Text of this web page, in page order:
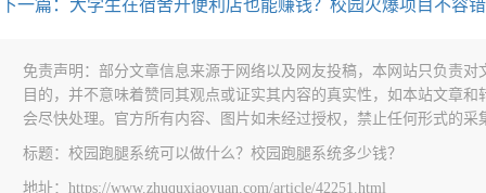
下一篇：大学生在宿舍开便利店也能赚钱？校园火爆项目不容
免责声明：部分文章信息来源于网络以及网友投稿，本网站只负责
目的，并不意味着赞同其观点或证实其内容的真实性，如本站文章
会尽快处理。官方所有内容、图片如未经过授权，禁止任何形式的采
标题：校园跑腿系统可以做什么？校园跑腿系统多少钱？
地址：https://www.zhuquxiaoyuan.com/article/42251.html